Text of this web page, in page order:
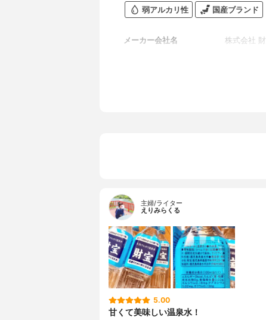
弱アルカリ性 国産ブランド
メーカー会社名 株式会社
主婦/ライター
えりみらくる
5.00
甘くて美味しい温泉水！